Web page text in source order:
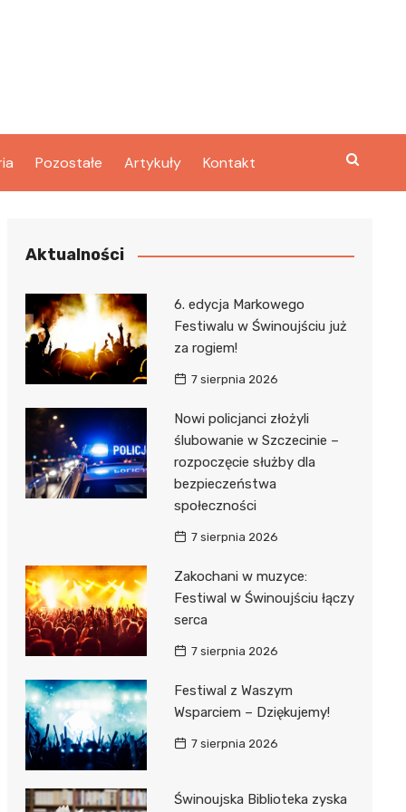
Pozostałe Artykuły Kontakt
Aktualności
6. edycja Markowego
Festiwalu w Świnoujściu już
za rogiem!
7 sierpnia 2026
Nowi policjanci złożyli
ślubowanie w Szczecinie –
rozpoczęcie służby dla
bezpieczeństwa
społeczności
7 sierpnia 2026
Zakochani w muzyce:
Festiwal w Świnoujściu łączy
serca
7 sierpnia 2026
Festiwal z Waszym
Wsparciem – Dziękujemy!
7 sierpnia 2026
Świnoujska Biblioteka zyska